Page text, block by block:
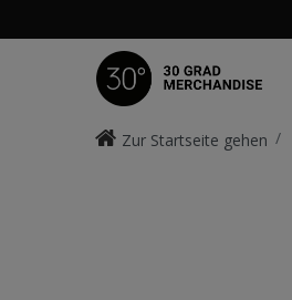
Zur Startseite gehen